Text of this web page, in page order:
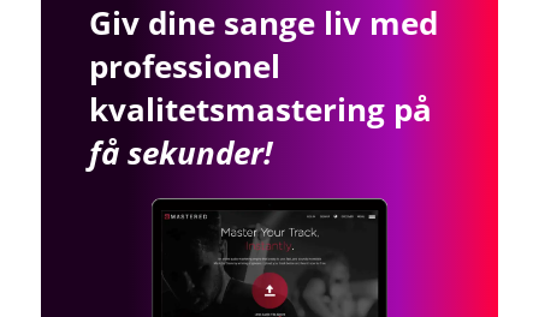
Giv dine sange liv med
professionel
kvalitetsmastering på
få sekunder!